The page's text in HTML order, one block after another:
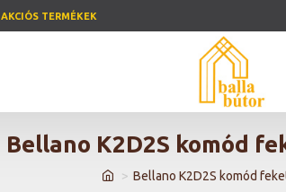
AKCIÓS TERMÉKEK
Bellano K2D2S komód
Bellano K2D2S komód